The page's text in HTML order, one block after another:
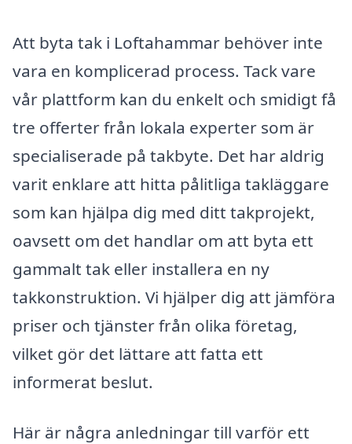
Att byta tak i Loftahammar behöver inte
vara en komplicerad process. Tack vare
vår plattform kan du enkelt och smidigt få
tre offerter från lokala experter som är
specialiserade på takbyte. Det har aldrig
varit enklare att hitta pålitliga takläggare
som kan hjälpa dig med ditt takprojekt,
oavsett om det handlar om att byta ett
gammalt tak eller installera en ny
takkonstruktion. Vi hjälper dig att jämföra
priser och tjänster från olika företag,
vilket gör det lättare att fatta ett
informerat beslut.
Här är några anledningar till varför ett